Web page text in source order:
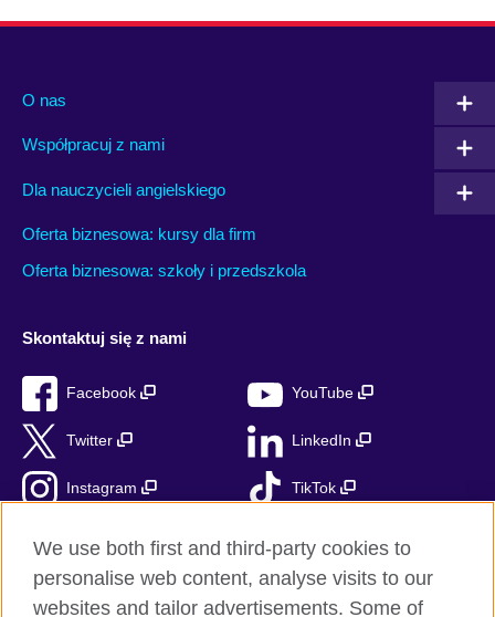
O nas
Współpracuj z nami
Dla nauczycieli angielskiego
Oferta biznesowa: kursy dla firm
Oferta biznesowa: szkoły i przedszkola
Skontaktuj się z nami
Facebook YouTube
Twitter LinkedIn
Instagram TikTok
We use both first and third-party cookies to
personalise web content, analyse visits to our
websites and tailor advertisements. Some of